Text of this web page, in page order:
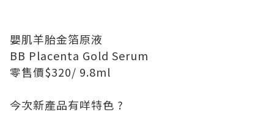
嬰肌羊胎金箔原液
BB Placenta Gold Serum
零售價$320/ 9.8ml
今次新產品有咩特色 ?